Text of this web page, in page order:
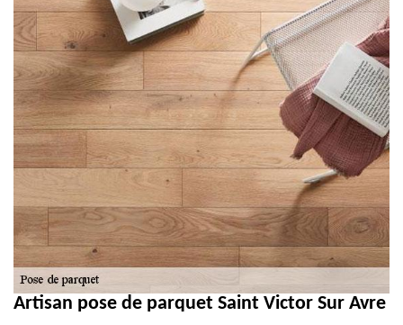
Artisan pose de parquet Saint Victor Sur Avre